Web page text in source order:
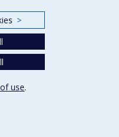
>
use.